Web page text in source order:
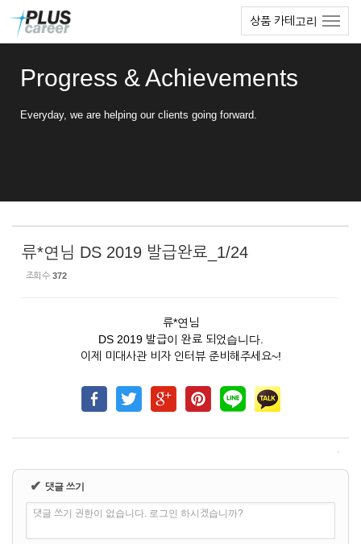
상품 카테고리
Progress & Achievements
Everyday, we are helping our clients going forward.
류*연님 DS 2019 발급완료_1/24
조회 수 372
류*연님
DS 2019 발급이 완료 되었습니다.
이제 미대사관 비자 인터뷰 준비해주세요~!
✔ 댓글 쓰기
댓글 쓰기 권한이 없습니다. 로그인 하시겠습니까?